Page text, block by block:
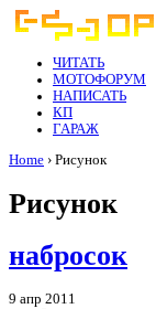
ЧИТАТЬ
МОТОФОРУМ
НАПИСАТЬ
КП
ГАРАЖ
Home › Рисунок
Рисунок
набросок
9 апр 2011